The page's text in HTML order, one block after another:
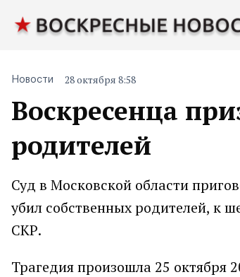
Воскресенца
родителей
Новости 28 октября 8:58
Суд в Московской области
убил собственных родителей, к
СКР.
Трагедия произошла 25 октября